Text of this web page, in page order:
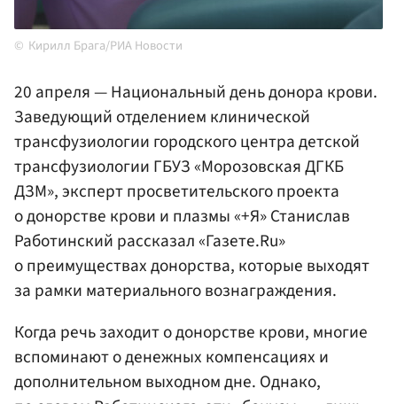
Кирилл Брага/РИА Новости
20 апреля — Национальный день донора крови.
Заведующий отделением клинической
трансфузиологии городского центра детской
трансфузиологии ГБУЗ «Морозовская ДГКБ
ДЗМ», эксперт просветительского проекта
о донорстве крови и плазмы «+Я» Станислав
Работинский рассказал «Газете.Ru»
о преимуществах донорства, которые выходят
за рамки материального вознаграждения.
Когда речь заходит о донорстве крови, многие
вспоминают о денежных компенсациях и
дополнительном выходном дне. Однако,